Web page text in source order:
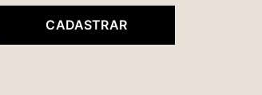
CADASTRAR